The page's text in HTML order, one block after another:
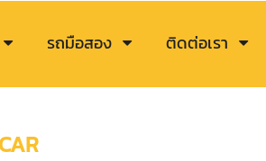
รถมือสอง ติดต่อเรา